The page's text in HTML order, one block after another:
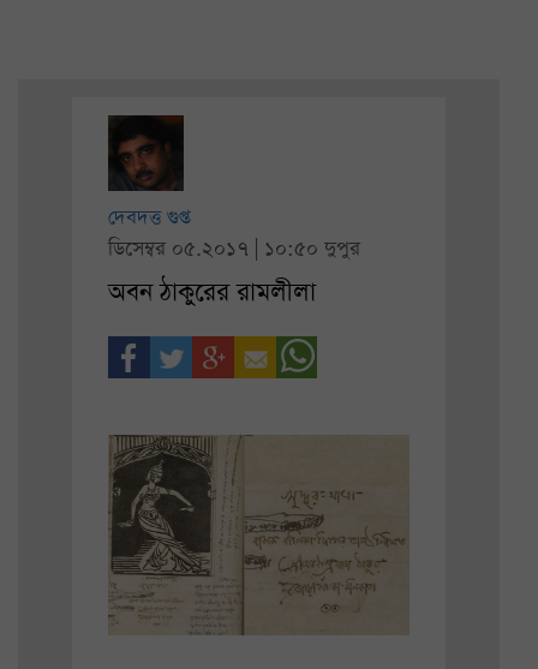
দেবদত্ত গুপ্ত
ডিসেম্বর ০৫.২০১৭ | ১০:৫০ দুপুর
অবন ঠাকুরের রামলীলা